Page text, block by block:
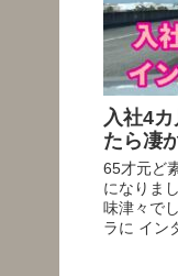
入社4
たら凄
65才元ど
になりま
味津々で
ラに イン